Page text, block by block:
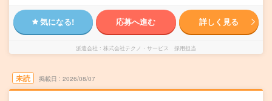
気になる! 応募へ進む 詳しく見る
派遣会社 株式会社テクノ・サービス 採用担当
未読 掲載日 2026/08/07